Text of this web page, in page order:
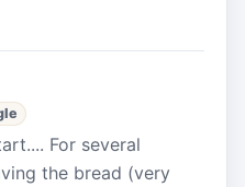
For several
the bread (very